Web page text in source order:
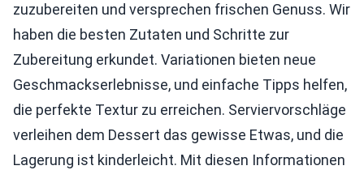
zuzubereiten und versprechen frischen Genuss. Wir
haben die besten Zutaten und Schritte zur
Zubereitung erkundet. Variationen bieten neue
Geschmackserlebnisse, und einfache Tipps helfen,
die perfekte Textur zu erreichen. Serviervorschläge
verleihen dem Dessert das gewisse Etwas, und die
Lagerung ist kinderleicht. Mit diesen Informationen